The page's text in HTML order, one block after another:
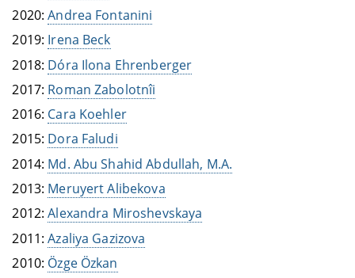
2020:Andrea Fontanini
2019: Irena Beck
2018: Dóra Ilona Ehrenberger
2017: Roman Zabolotnîi
2016: Cara Koehler
2015: Dora Faludi
2014: Md. Abu Shahid Abdullah, M.A.
2013: Meruyert Alibekova
2012:Alexandra Miroshevskaya
2011:Azaliya Gazizova
2010: Özge Özkan